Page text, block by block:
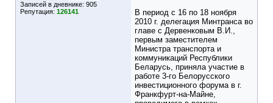
Записей в дневнике: 905
Репутация: 126141
В период с 16 по 18 ноября
2010 г. делегация Минтранса во
главе с Дервенковым В.И.,
первым заместителем
Министра транспорта и
коммуникаций Республики
Беларусь, приняла участие в
работе 3-го Белорусского
инвестиционного форума в г.
Франкфурт-на-Майне,